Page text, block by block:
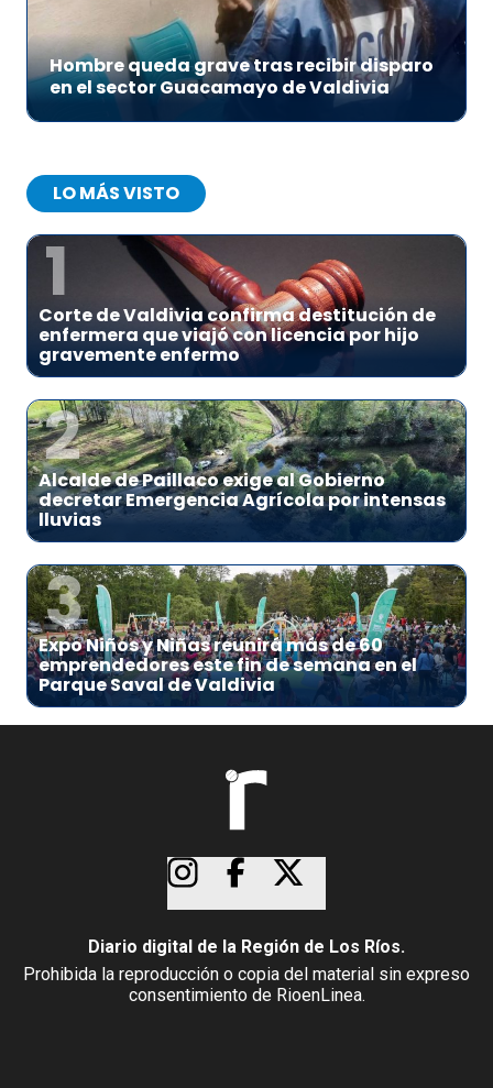
Hombre queda grave tras recibir disparo
en el sector Guacamayo de Valdivia
LO MÁS VISTO
1
Corte de Valdivia confirma destitución de
enfermera que viajó con licencia por hijo
gravemente enfermo
2
Alcalde de Paillaco exige al Gobierno
decretar Emergencia Agrícola por intensas
lluvias
3
Expo Niños y Niñas reunirá más de 60
emprendedores este fin de semana en el
Parque Saval de Valdivia
Diario digital de la Región de Los Ríos.
Prohibida la reproducción o copia del material sin expreso
consentimiento de RioenLinea.